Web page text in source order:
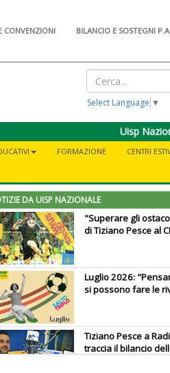
CONVENZIONI BILANCIO E SOSTEGNI
Select Language ▼
Uisp
FORMAZIONE CENTRI
DA UISP NAZIONALE
"Superare gli
di Tiziano Pesce al
Luglio 2026:
si possono fare le
Tiziano Pesce a
traccia il bilancio